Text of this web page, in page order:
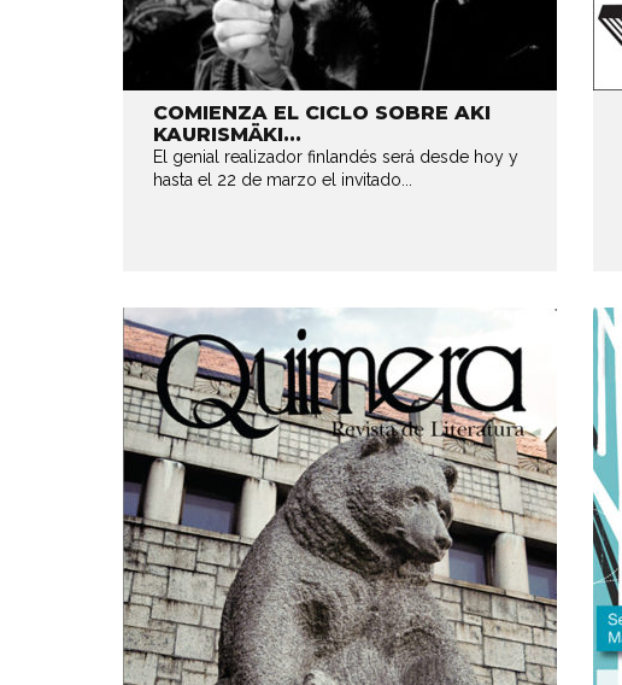
COMIENZA EL CICLO SOBRE AKI
KAURISMÄKI...
El genial realizador finlandés será desde hoy y
hasta el 22 de marzo el invitado...